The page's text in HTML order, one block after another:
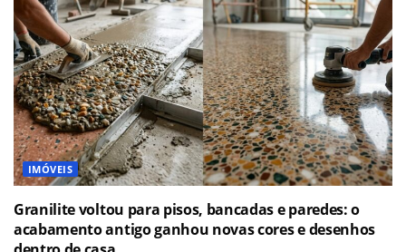
IMÓVEIS
Granilite voltou para pisos, bancadas e paredes: o
acabamento antigo ganhou novas cores e desenhos